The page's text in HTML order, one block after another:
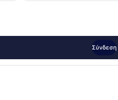
Σύνδεση